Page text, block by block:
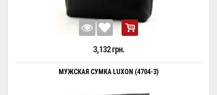
3,132 грн.
МУЖСКАЯ СУМКА LUXON (4704-3)